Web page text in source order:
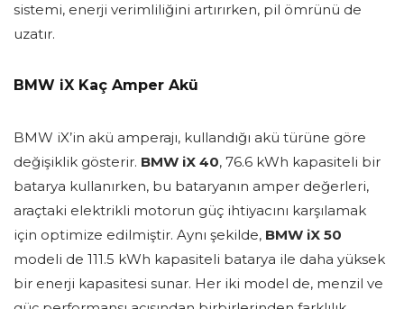
sistemi, enerji verimliliğini artırırken, pil ömrünü de
uzatır.
BMW iX Kaç Amper Akü
BMW iX’in akü amperajı, kullandığı akü türüne göre
değişiklik gösterir. BMW iX 40, 76.6 kWh kapasiteli bir
batarya kullanırken, bu bataryanın amper değerleri,
araçtaki elektrikli motorun güç ihtiyacını karşılamak
için optimize edilmiştir. Aynı şekilde, BMW iX 50
modeli de 111.5 kWh kapasiteli batarya ile daha yüksek
bir enerji kapasitesi sunar. Her iki model de, menzil ve